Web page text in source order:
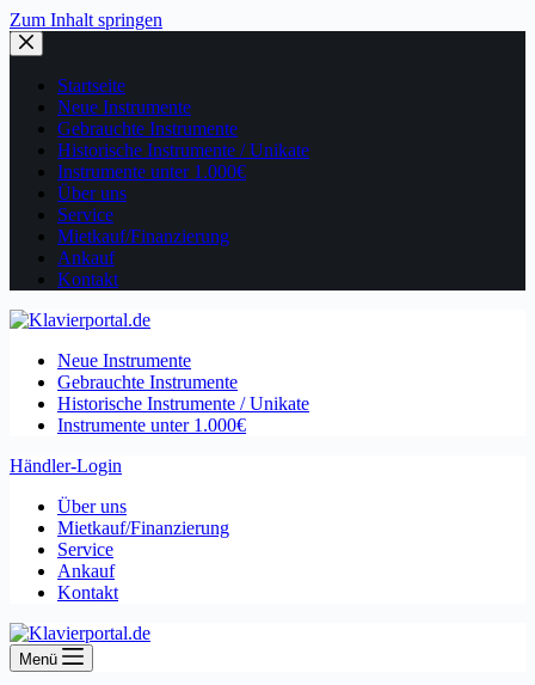
Zum Inhalt springen
Startseite
Neue Instrumente
Gebrauchte Instrumente
Historische Instrumente / Unikate
Instrumente unter 1.000€
Über uns
Service
Mietkauf/Finanzierung
Ankauf
Kontakt
Neue Instrumente
Gebrauchte Instrumente
Historische Instrumente / Unikate
Instrumente unter 1.000€
Händler-Login
Über uns
Mietkauf/Finanzierung
Service
Ankauf
Kontakt
Menü